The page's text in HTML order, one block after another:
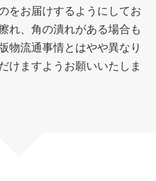
をお届けするようにしてお
れ、角の潰れがある場合も
物流通事情とはやや異なり
けますようお願いいたしま